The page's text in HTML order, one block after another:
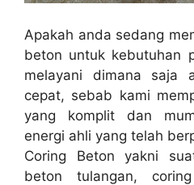
Apakah anda sedang
beton untuk kebutuhan
melayani dimana saja
cepat, sebab kami
yang komplit dan
energi ahli yang telah
Coring Beton yakni
beton tulangan,